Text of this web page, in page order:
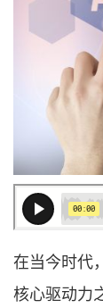
在当今时代
核心驱动力